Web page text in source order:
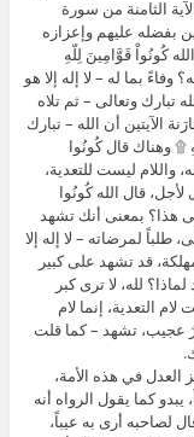
الثامنة من سورة
بفضله عليهم وإعزازه
كُونُواْ قَوَّامِينَ لِلّهِ
وفاءً بما له – لا إله إلا هو
تبارك وتعالى – ثم تلاه
الآيتين أن الله – تبارك
۩ وهناك قال كُونُوا
واللام ليست للتعدية،
قال الله كُونُوا
هذا؟ بمعنى أنك تشهد
طلباً لمرضاته – لا إله إلا
قد تشهد على كبير
لله، لا ترى كبر
لام التعدية، إنما لام
عجيب، تشهد – كما قلت
العدل في هذه الأمة،
كما يقول الرواه أنه
لصاحبه أرى به عيباً،